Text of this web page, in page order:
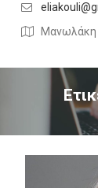
Μανωλάκη